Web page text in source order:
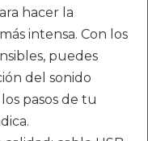
hacer la
intensa. Con los
puedes
del sonido
pasos de tu